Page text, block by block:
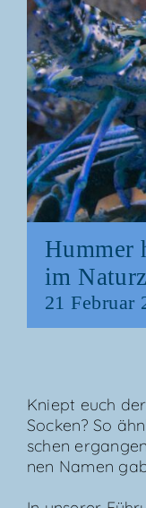
Hum­mer
im
21 Febru­ar
Kniept euch
Socken? So
schen
nen Namen